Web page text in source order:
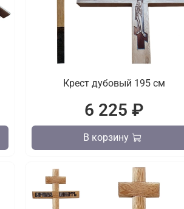
Крест дубовый 195 см
6 225 ₽
В корзину